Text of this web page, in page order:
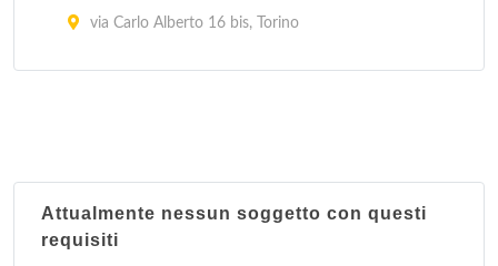
via Carlo Alberto 16 bis, Torino
piazza della Repubblica 24, Torino
Attualmente nessun soggetto con questi
requisiti